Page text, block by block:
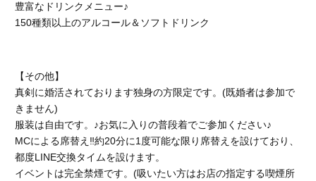
豊富なドリンクメニュー♪
150種類以上のアルコール＆ソフトドリンク
【その他】
真剣に婚活されております独身の方限定です。(既婚者は参加で
きません)
服装は自由です。♪お気に入りの普段着でご参加ください♪
MCによる席替え‼︎約20分に1度可能な限り席替えを設けており、
都度LINE交換タイムを設けます。
イベントは完全禁煙です。(吸いたい方はお店の指定する喫煙所